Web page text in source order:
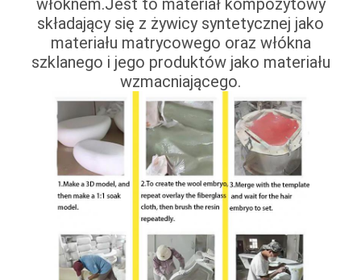
włóknem.Jest to materiał kompozytowy
składający się z żywicy syntetycznej jako
materiału matrycowego oraz włókna
szklanego i jego produktów jako materiału
wzmacniającego.